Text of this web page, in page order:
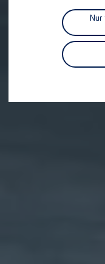
Digitale
Handy
Nur